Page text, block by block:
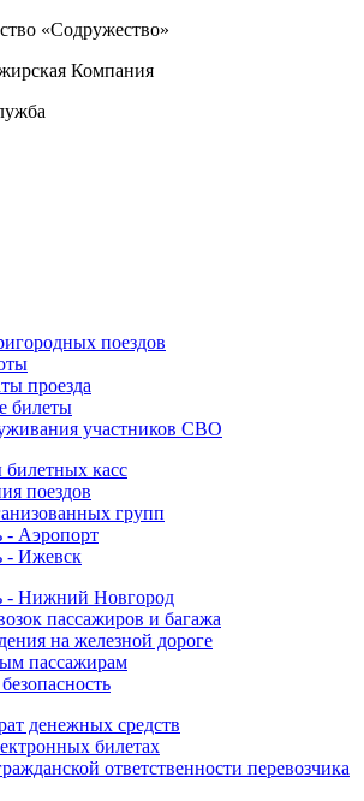
«Содружество»
Компания
поездов
проезда
билеты
участников СВО
касс
поездов
групп
- Аэропорт
- Ижевск
- Нижний Новгород
пассажиров и багажа
на железной дороге
пассажирам
денежных средств
билетах
ответственности перевозчика